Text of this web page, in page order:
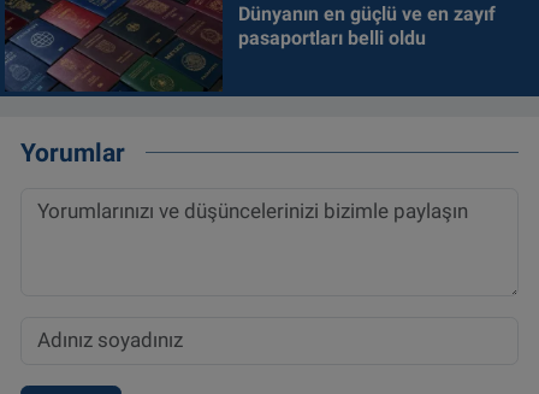
Dünyanın en güçlü ve en zayıf
pasaportları belli oldu
Yorumlar